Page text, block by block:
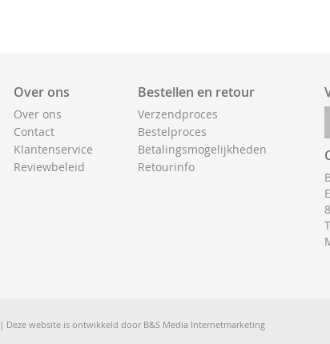
Over ons
Over ons
Contact
Klantenservice
Reviewbeleid
Bestellen en retour
Verzendproces
Bestelproces
Betalingsmogelijkheden
Retourinfo
| Deze website is ontwikkeld door B&S Media Internetmarketing